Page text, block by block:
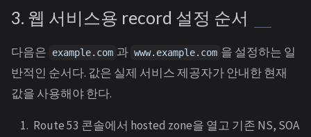
3. 웹 서비스용 record 설정 순서
다음은 example.com 과 www.example.com 을 설정하는 일
반적인 순서다. 값은 실제 서비스 제공자가 안내한 현재
값을 사용해야 한다.
Route 53 콘솔에서 hosted zone을 열고 기존 NS, SOA